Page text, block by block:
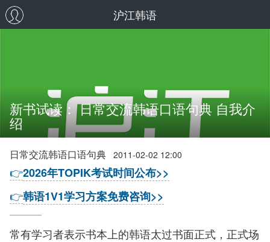
沪江韩语
新书试读： 日常交流韩语口语句典 自我介
绍
日常交流韩语口语句典 2011-02-02 12:00
👉2026年TOPIK考试时间公布>>
👉韩语1V1学习方案免费咨询>>
常有学习者表示书本上的韩语太过书面正式，正式场